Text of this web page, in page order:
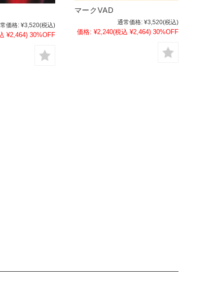
価格: ¥3,520(税込)
¥2,464) 30%OFF
マークVAD
通常価格: ¥3,520(税込)
価格: ¥2,240(税込 ¥2,464) 30%OFF